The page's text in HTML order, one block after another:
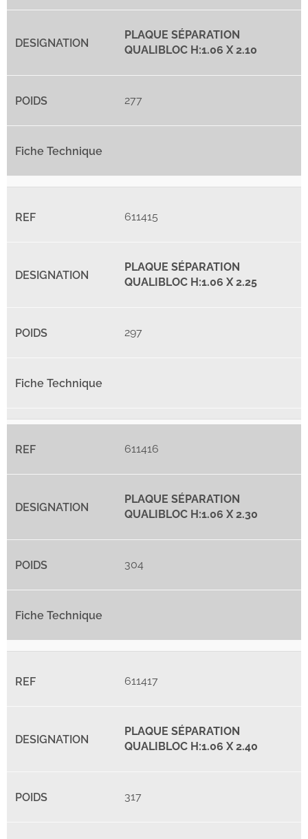
PLAQUE SÉPARATION
QUALIBLOC H:1.06 X 2.10
277
611415
PLAQUE SÉPARATION
QUALIBLOC H:1.06 X 2.25
297
611416
PLAQUE SÉPARATION
QUALIBLOC H:1.06 X 2.30
304
611417
PLAQUE SÉPARATION
QUALIBLOC H:1.06 X 2.40
317